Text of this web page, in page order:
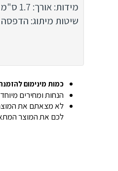
מידות: אורך: 1.7 ס"מ, רוחב - 5.3 ס"מ, גובה 1 ס"מ.
שיטות מיתוג: הדפסה
כמות מינימום להזמנה: 50
הנחות ומחירים
לא מצאתם את המוצר
לכם את המוצר